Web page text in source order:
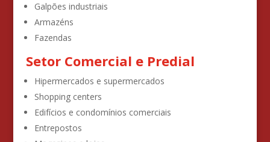
Galpões industriais
Armazéns
Fazendas
Setor Comercial e Predial
Hipermercados e supermercados
Shopping centers
Edifícios e condomínios comerciais
Entrepostos